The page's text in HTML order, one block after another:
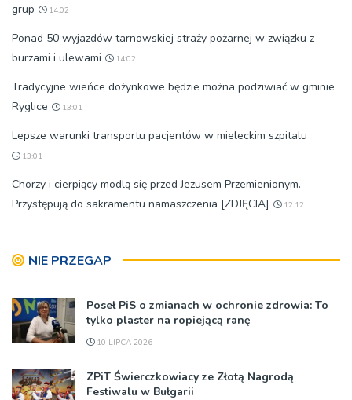
grup
14:02
Ponad 50 wyjazdów tarnowskiej straży pożarnej w związku z
burzami i ulewami
14:02
Tradycyjne wieńce dożynkowe będzie można podziwiać w gminie
Ryglice
13:01
Lepsze warunki transportu pacjentów w mieleckim szpitalu
13:01
Chorzy i cierpiący modlą się przed Jezusem Przemienionym.
Przystępują do sakramentu namaszczenia [ZDJĘCIA]
12:12
NIE PRZEGAP
Poseł PiS o zmianach w ochronie zdrowia: To
tylko plaster na ropiejącą ranę
10 LIPCA 2026
ZPiT Świerczkowiacy ze Złotą Nagrodą
Festiwalu w Bułgarii